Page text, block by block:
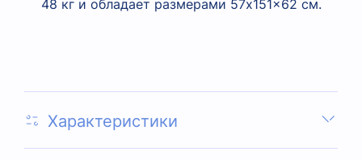
48 кг и обладает размерами 57x151x62 см.
Характеристики